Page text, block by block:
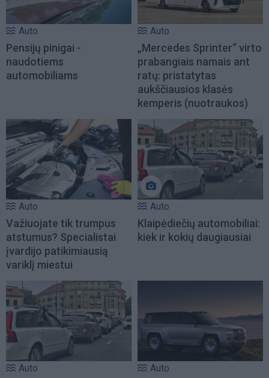
Auto
Pensijų pinigai -
naudotiems
automobiliams
Auto
„Mercedes Sprinter“ virto
prabangiais namais ant
ratų: pristatytas
aukščiausios klasės
kemperis (nuotraukos)
Auto
Važiuojate tik trumpus
atstumus? Specialistai
įvardijo patikimiausią
variklį miestui
Auto
Klaipėdiečių automobiliai:
kiek ir kokių daugiausiai
Auto Auto